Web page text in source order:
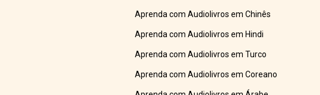
Aprenda com Audiolivros em Chinês
Aprenda com Audiolivros em Hindi
Aprenda com Audiolivros em Turco
Aprenda com Audiolivros em Coreano